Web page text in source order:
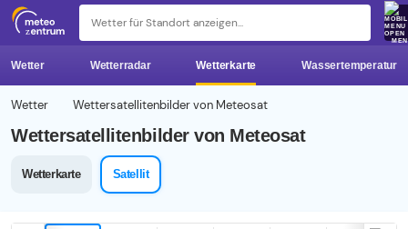
z
Wetter Wetterradar Wetterkarte Wassertemperatur
Wetter Wettersatellitenbilder von Meteosat
Wettersatellitenbilder von Meteosat
Wetterkarte Satellit